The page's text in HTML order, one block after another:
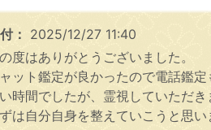
：
2025/12/27 11:40
度はありがとうございました。
ット鑑定が良かったので電話鑑定
時間でしたが、霊視していただき
は自分自身を整えていこうと思い